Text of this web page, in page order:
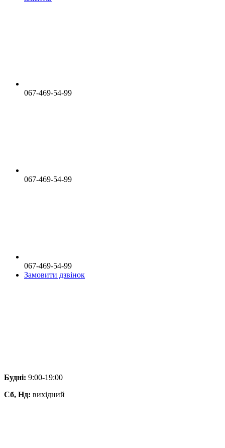
067-469-54-99
067-469-54-99
067-469-54-99
Замовити дзвінок
Будні: 9:00-19:00
Сб, Нд: вихідний